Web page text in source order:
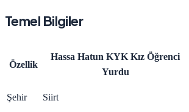
Temel Bilgiler
Özellik
Hassa Hatun KYK Kız Öğrenci
Yurdu
Şehir
Siirt